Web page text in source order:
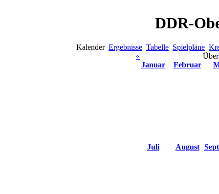
DDR-
Kalender Ergebnisse Tabelle Spielpläne
«
Januar
Februar
Juli August